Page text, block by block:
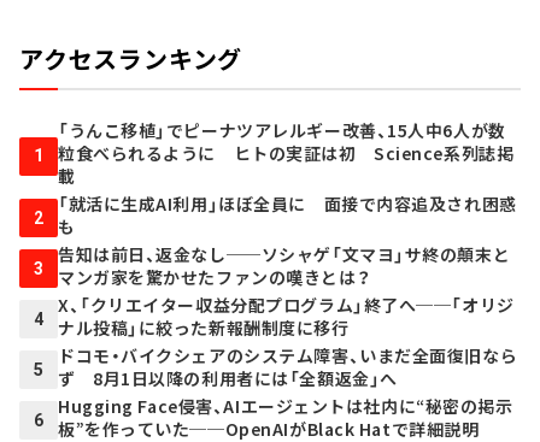
アクセスランキング
1
「うんこ移植」でピーナツアレルギー改善、15人中6人が数
粒食べられるように ヒトの実証は初 Science系列誌掲
載
2
「就活に生成AI利用」ほぼ全員に 面接で内容追及され困惑
も
3
告知は前日、返金なし──ソシャゲ「文マヨ」サ終の顛末と
マンガ家を驚かせたファンの嘆きとは？
4
X、「クリエイター収益分配プログラム」終了へ──「オリジ
ナル投稿」に絞った新報酬制度に移行
5
ドコモ・バイクシェアのシステム障害、いまだ全面復旧なら
ず 8月1日以降の利用者には「全額返金」へ
6
Hugging Face侵害、AIエージェントは社内に“秘密の掲示
板”を作っていた──OpenAIがBlack Hatで詳細説明